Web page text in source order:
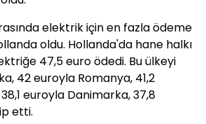
elektrik için en fazla ödeme
oldu. Hollanda'da hane halkı
47,5 euro ödedi. Bu ülkeyi
42 euroyla Romanya, 41,2
euroyla Danimarka, 37,8
etti.